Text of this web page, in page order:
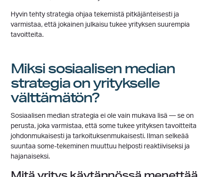
Hyvin tehty strategia ohjaa tekemistä pitkäjänteisesti ja
varmistaa, että jokainen julkaisu tukee yrityksen suurempia
tavoitteita.
Miksi sosiaalisen median
strategia on yritykselle
välttämätön?
Sosiaalisen median strategia ei ole vain mukava lisä — se on
perusta, joka varmistaa, että some tukee yrityksen tavoitteita
johdonmukaisesti ja tarkoituksenmukaisesti. Ilman selkeää
suuntaa some-tekeminen muuttuu helposti reaktiiviseksi ja
hajanaiseksi.